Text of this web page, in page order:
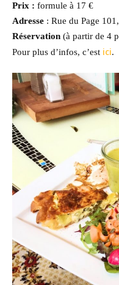
Prix : formule à 17 €
Adresse : Rue du Page
Réservation (à partir de 4
Pour plus d’infos, c’est ici.